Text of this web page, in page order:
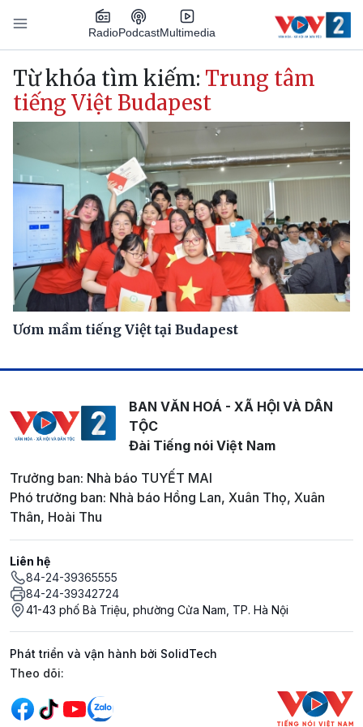
Nhảy đến nội dung
RadioPodcastMultimedia
Main navigation
Từ khóa tìm kiếm: Trung tâm
tiếng Việt Budapest
Ươm mầm tiếng Việt tại Budapest
BAN VĂN HOÁ - XÃ HỘI VÀ DÂN
TỘC
Đài Tiếng nói Việt Nam
Trưởng ban: Nhà báo TUYẾT MAI
Phó trưởng ban: Nhà báo Hồng Lan, Xuân Thọ, Xuân
Thân, Hoài Thu
Liên hệ
84-24-39365555
84-24-39342724
41-43 phố Bà Triệu, phường Cửa Nam, TP. Hà Nội
Phát triển và vận hành bởi SolidTech
Mạng xã hội
Theo dõi: